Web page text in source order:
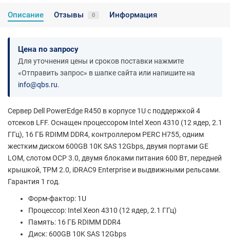
Описание Отзывы 0 Информация
Цена по запросу
Для уточнения цены и сроков поставки нажмите
«Отправить запрос» в шапке сайта или напишите на
info@qbs.ru.
Сервер Dell PowerEdge R450 в корпусе 1U с поддержкой 4
отсеков LFF. Оснащен процессором Intel Xeon 4310 (12 ядер, 2.1
ГГц), 16 ГБ RDIMM DDR4, контроллером PERC H755, одним
жестким диском 600GB 10K SAS 12Gbps, двумя портами GE
LOM, слотом OCP 3.0, двумя блоками питания 600 Вт, передней
крышкой, TPM 2.0, iDRAC9 Enterprise и выдвижными рельсами.
Гарантия 1 год.
Форм-фактор: 1U
Процессор: Intel Xeon 4310 (12 ядер, 2.1 ГГц)
Память: 16 ГБ RDIMM DDR4
Диск: 600GB 10K SAS 12Gbps